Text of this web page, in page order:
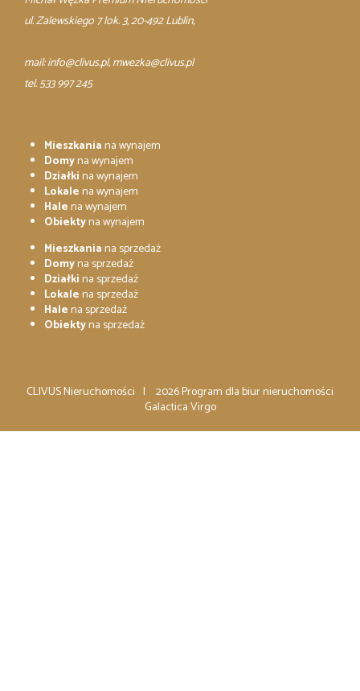
ul. Zalewskiego 7 lok. 3, 20-492 Lublin,
mail:info@clivus.pl, mwezka@clivus.pl
tel. 533 997 245
Mieszkaniana wynajem
Domyna wynajem
Działkina wynajem
Lokalena wynajem
Halena wynajem
Obiektyna wynajem
Mieszkaniana sprzedaż
Domyna sprzedaż
Działkina sprzedaż
Lokalena sprzedaż
Halena sprzedaż
Obiektyna sprzedaż
CLIVUS Nieruchomości 2026Program dla biur nieruchomości
Galactica Virgo